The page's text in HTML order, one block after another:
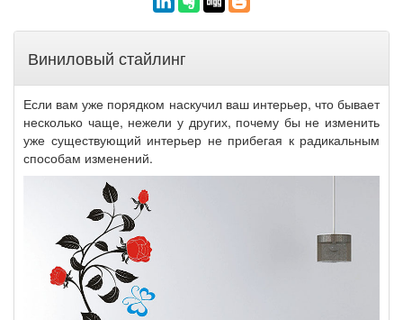
Виниловый стайлинг
Если вам уже порядком наскучил ваш интерьер, что бывает
несколько чаще, нежели у других, почему бы не изменить
уже существующий интерьер не прибегая к радикальным
способам изменений.